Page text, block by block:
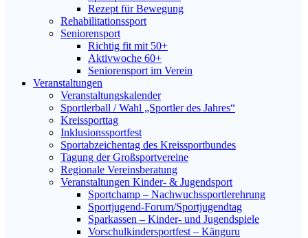
Rezept für Bewegung
Rehabilitationssport
Seniorensport
Richtig fit mit 50+
Aktivwoche 60+
Seniorensport im Verein
Veranstaltungen
Veranstaltungskalender
Sportlerball / Wahl „Sportler des Jahres“
Kreissporttag
Inklusionssportfest
Sportabzeichentag des Kreissportbundes
Tagung der Großsportvereine
Regionale Vereinsberatung
Veranstaltungen Kinder- & Jugendsport
Sportchamp – Nach­wuchs­sportler­ehrung
Sportjugend-Forum/Sport­jugend­tag
Sparkassen – Kinder- und Jugendspiele
Vorschulkindersportfest – Känguru